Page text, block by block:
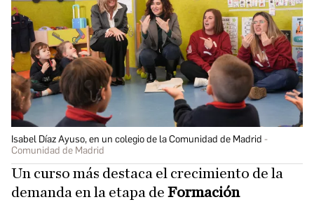
Isabel Díaz Ayuso, en un colegio de la Comunidad de Madrid
Comunidad de Madrid
Un curso más destaca el crecimiento de la
demanda en la etapa de Formación